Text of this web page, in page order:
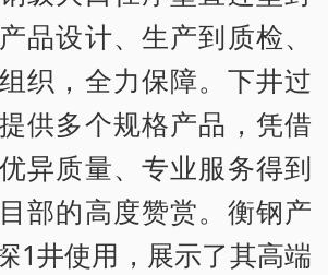
品设计、生产到质检、
织，全力保障。下井过
供多个规格产品，凭借
异质量、专业服务得到
部的高度赞赏。衡钢产
1井使用，展示了其高端